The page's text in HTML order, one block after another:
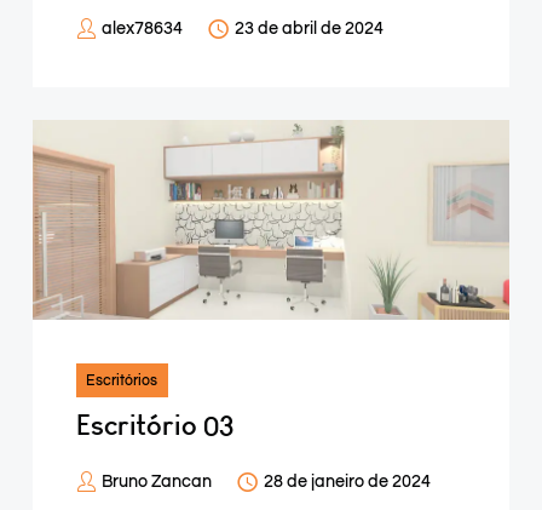
alex78634 23 de abril de 2024
Escritórios
Escritório 03
Bruno Zancan 28 de janeiro de 2024